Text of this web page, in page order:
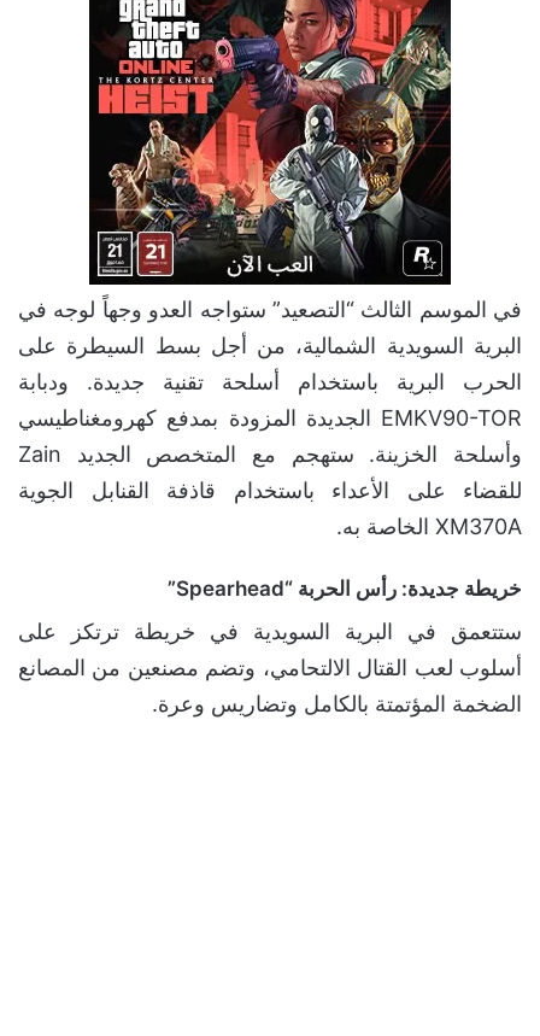
في الموسم الثالث “التصعيد” ستواجه العدو وجهاً لوجه في
البرية السويدية الشمالية، من أجل بسط السيطرة على
الحرب البرية باستخدام أسلحة تقنية جديدة. ودبابة
EMKV90-TOR الجديدة المزودة بمدفع كهرومغناطيسي
وأسلحة الخزينة. ستهجم مع المتخصص الجديد Zain
للقضاء على الأعداء باستخدام قاذفة القنابل الجوية
XM370A الخاصة به.
خريطة جديدة: رأس الحربة “Spearhead”
ستتعمق في البرية السويدية في خريطة ترتكز على
أسلوب لعب القتال الالتحامي، وتضم مصنعين من المصانع
الضخمة المؤتمتة بالكامل وتضاريس وعرة.